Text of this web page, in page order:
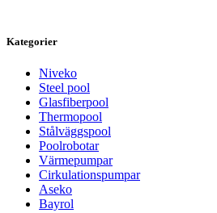
Kategorier
Niveko
Steel pool
Glasfiberpool
Thermopool
Stålväggspool
Poolrobotar
Värmepumpar
Cirkulationspumpar
Aseko
Bayrol